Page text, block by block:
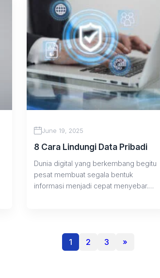
June 19, 2025
8 Cara Lindungi Data Pribadi
Dunia digital yang berkembang begitu
pesat membuat segala bentuk
informasi menjadi cepat menyebar.
1 2 3 »